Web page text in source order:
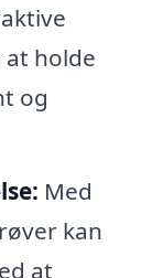
holde
og
Med
kan
at